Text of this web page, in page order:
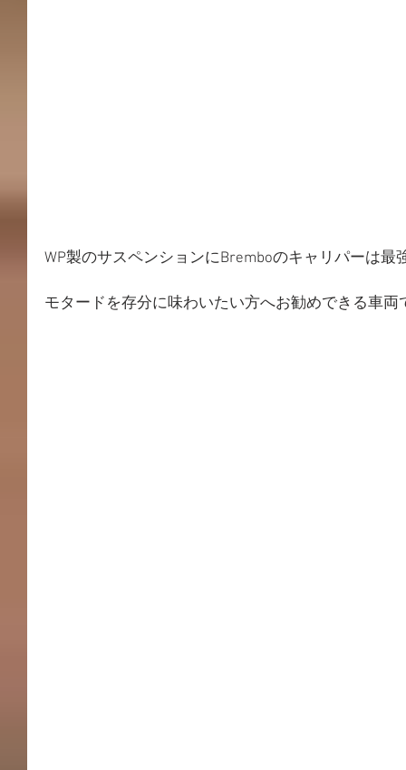
WP製のサスペンションにBremboのキャリパーは最
モタードを存分に味わいたい方へお勧めできる車両